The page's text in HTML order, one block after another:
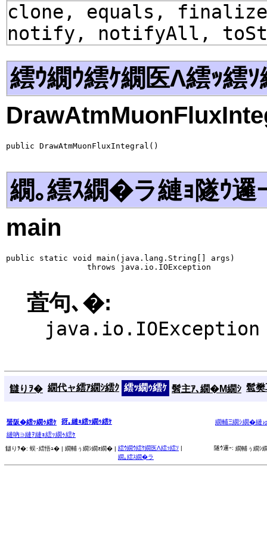
clone, equals,
notify, notifyAll,
繧ｳ繝ｳ繧ｹ繝医Λ繧ｯ繧ｿ
public DrawAtmMuonFluxIntegral()
繝｡繧ｽ繝�ラ縺ｮ隧ｳ邏
main
public static void main(java.lang.String[] args)
                 throws java.io.IOException
萓句､�:
java.io.IOException
讎りｦ� 繝代ャ繧ｱ繝ｼ繧ｸ 繧ｯ繝ｩ繧ｹ 髫主ｱ､繝�Μ繝ｼ 髱
蜑阪�繧ｯ繝ｩ繧ｹ 谺｡縺ｮ繧ｯ繝ｩ繧ｹ
繝輔Ξ繝ｼ繝�縺
縺吶∋縺ｦ縺ｮ繧ｯ繝ｩ繧ｹ
讎りｦ�: 蜈･繧悟ｭ� | 繝輔ぅ繝ｼ繝ｫ繝� | 繧ｳ繝ｳ繧ｹ繝医Λ繧ｯ繧ｿ |
繝｡繧ｽ繝�ラ
隧ｳ邏ｰ: 繝輔ぅ繝ｼ